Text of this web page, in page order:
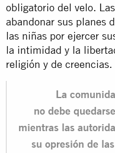
obligatorio del velo.
abandonar sus planes
las niñas por ejercer
la intimidad y la
religión y de creencias.
La
no debe
mientras las
su opresión de